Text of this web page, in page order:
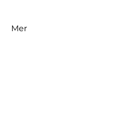
Mer